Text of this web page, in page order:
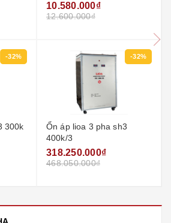
10.580.000₫
12.600.000₫
-32%
300k
-32%
Ổn áp lioa 3 pha sh3
400k/3
318.250.000₫
468.050.000₫